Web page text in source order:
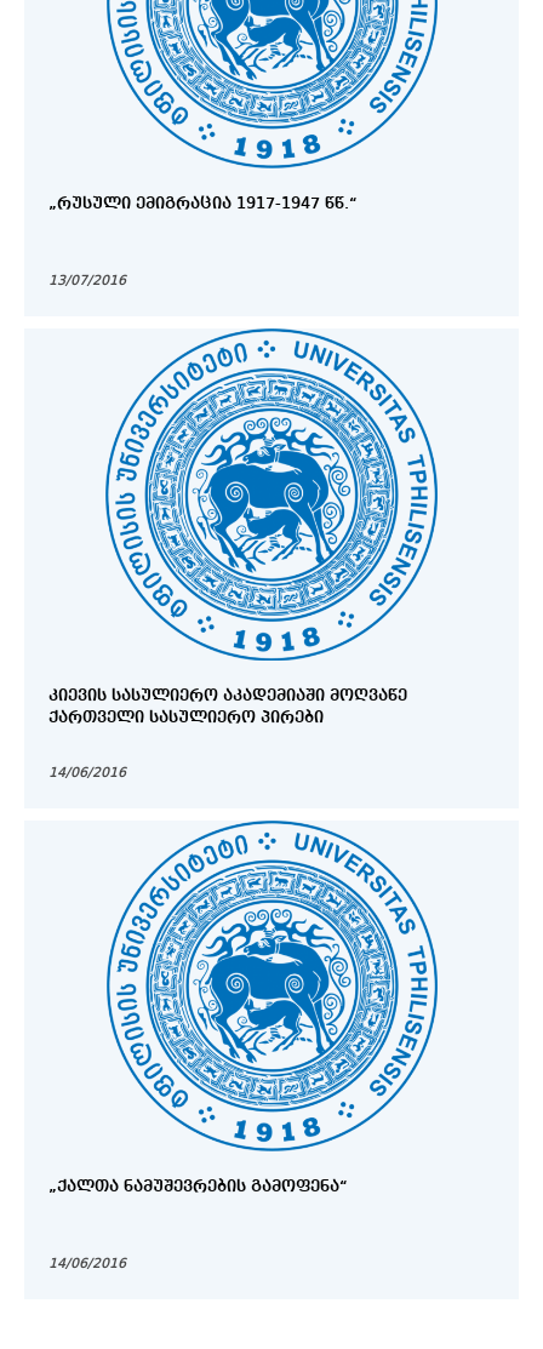
„ᲠᲣᲡᲣᲚᲘ ᲔᲛᲘᲒᲠᲐᲪᲘᲐ 1917-1947 ᲬᲬ.“
13/07/2016
ᲙᲘᲔᲕᲘᲡ ᲡᲐᲡᲣᲚᲘᲔᲠᲝ ᲐᲙᲐᲓᲔᲛᲘᲐᲨᲘ ᲛᲝᲦᲕᲐᲬᲔ
ᲥᲐᲠᲗᲕᲔᲚᲘ ᲡᲐᲡᲣᲚᲘᲔᲠᲝ ᲞᲘᲠᲔᲑᲘ
14/06/2016
„ᲥᲐᲚᲗᲐ ᲜᲐᲛᲣᲨᲔᲕᲠᲔᲑᲘᲡ ᲒᲐᲛᲝᲤᲔᲜᲐ“
14/06/2016